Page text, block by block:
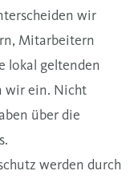
wir
Mitarbeitern
lokal geltenden
wir ein. Nicht
über die
werden durch